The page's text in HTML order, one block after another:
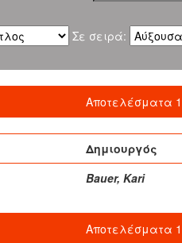
Σε σειρά:
Αποτελέσματα
Δημιουργός
Bauer, Kari
Αποτελέσματα